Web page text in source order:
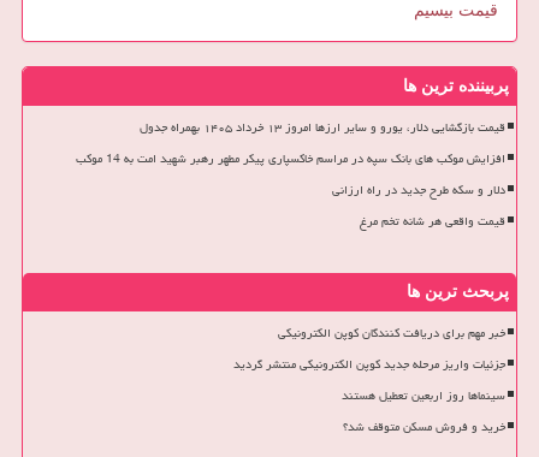
قیمت بیسیم
پربیننده ترین ها
قیمت بازگشایی دلار، یورو و سایر ارزها امروز ۱۳ خرداد ۱۴۰۵ بهمراه جدول
افزایش موکب های بانک سپه در مراسم خاکسپاری پیکر مطهر رهبر شهید امت به 14 موکب
دلار و سکه طرح جدید در راه ارزانی
قیمت واقعی هر شانه تخم مرغ
پربحث ترین ها
خبر مهم برای دریافت کنندگان کوپن الکترونیکی
جزئیات واریز مرحله جدید کوپن الکترونیکی منتشر گردید
سینماها روز اربعین تعطیل هستند
خرید و فروش مسکن متوقف شد؟